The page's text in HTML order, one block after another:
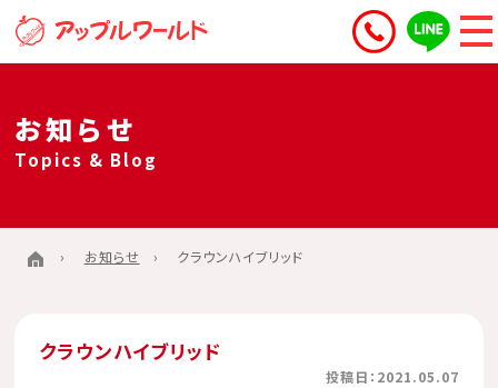
お知らせ
Topics & Blog
お知らせ クラウンハイブリッド
クラウンハイブリッド
投稿日：2021.05.07